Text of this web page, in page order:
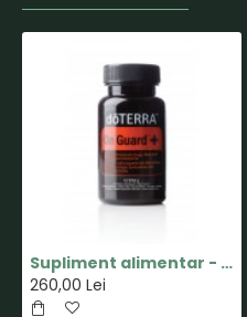
Supliment alimentar - OnGuard Softgel - 60 capsule moi - doTERRA
260,00 Lei